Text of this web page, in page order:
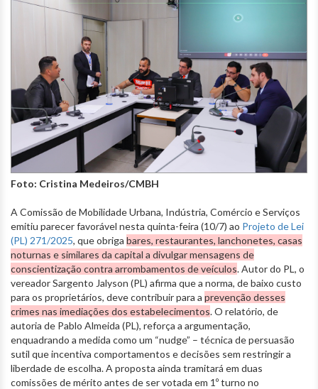
Foto: Cristina Medeiros/CMBH
A Comissão de Mobilidade Urbana, Indústria, Comércio e Serviços
emitiu parecer favorável nesta quinta-feira (10/7) ao Projeto de Lei
(PL) 271/2025, que obriga bares, restaurantes, lanchonetes, casas
noturnas e similares da capital a divulgar mensagens de
conscientização contra arrombamentos de veículos. Autor do PL, o
vereador Sargento Jalyson (PL) afirma que a norma, de baixo custo
para os proprietários, deve contribuir para a prevenção desses
crimes nas imediações dos estabelecimentos. O relatório, de
autoria de Pablo Almeida (PL), reforça a argumentação,
enquadrando a medida como um “nudge” – técnica de persuasão
sutil que incentiva comportamentos e decisões sem restringir a
liberdade de escolha. A proposta ainda tramitará em duas
comissões de mérito antes de ser votada em 1º turno no